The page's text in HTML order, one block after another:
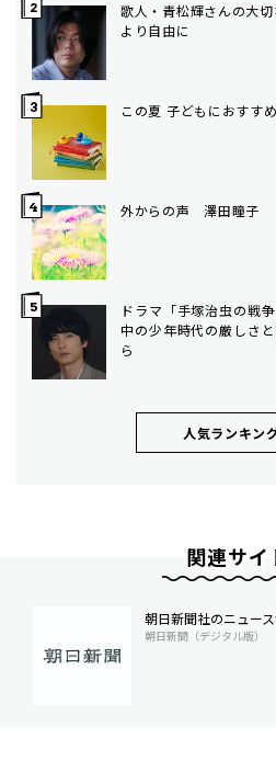
歌人・青松輝さんの大
より自由に
この夏 子どもにおすす
外からの声 澤田瞳子
ドラマ「手塚治虫の戦
中の少年時代の厳しさ
ら
人気ランキン
関連サイ
朝日新聞社のニュー
朝日新聞（デジタル版）